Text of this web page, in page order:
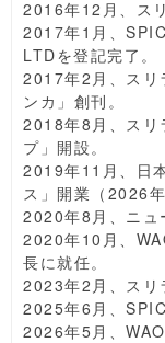
2016年12月、ス
2017年1月、
LTDを登記完了。
2017年2月、スリ
ンカ」創刊。
2018年8月、スリ
プ」開設。
2019年11月、日
ス」開業（2026
2020年8月、ニュ
2020年10月、
長に就任。
2023年2月、スリ
2025年6月、
2026年5月、